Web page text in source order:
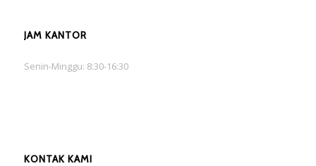
JAM KANTOR
Senin-Minggu: 8:30-16:30
KONTAK KAMI